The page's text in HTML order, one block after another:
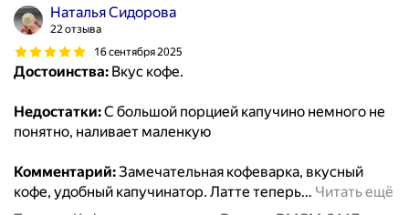
Наталья Сидорова
22 отзыва
16 сентября 2025
Достоинства: Вкус кофе.
Недостатки:С большой порцией капучино немного не
понятно, наливает маленкую
Комментарий:Замечательная кофеварка, вкусный
кофе, удобный капучинатор. Латте теперь… Читать ещё